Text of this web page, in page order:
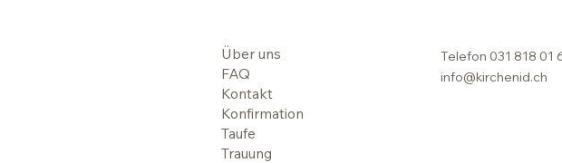
Telefon 031 818 01
info@kirchenid.ch
Über uns
FAQ
Kontakt
Konfirmation
Taufe
Trauung